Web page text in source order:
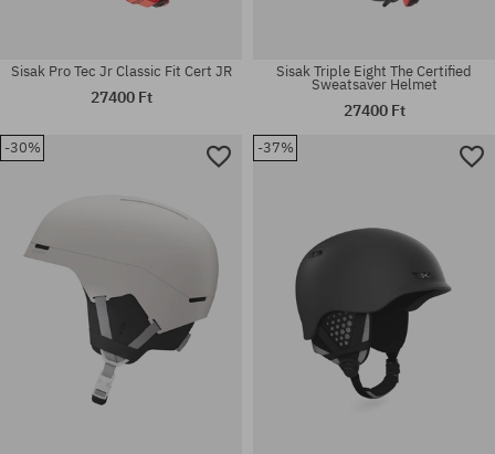
Sisak Pro Tec Jr Classic Fit Cert JR
27400 Ft
Sisak Triple Eight The Certified
Sweatsaver Helmet
27400 Ft
-30% -37%